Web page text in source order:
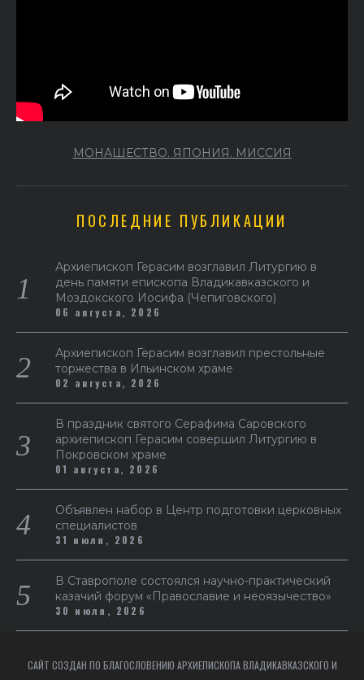
МОНАШЕСТВО. ЯПОНИЯ. МИССИЯ
ПОСЛЕДНИЕ ПУБЛИКАЦИИ
Архиепископ Герасим возглавил Литургию в
день памяти епископа Владикавказского и
Моздокского Иосифа (Чепиговского)
06 августа, 2026
Архиепископ Герасим возглавил престольные
торжества в Ильинском храме
02 августа, 2026
В праздник святого Серафима Саровского
архиепископ Герасим совершил Литургию в
Покровском храме
01 августа, 2026
Объявлен набор в Центр подготовки церковных
специалистов
31 июля, 2026
В Ставрополе состоялся научно-практический
казачий форум «Православие и неоязычество»
30 июля, 2026
САЙТ СОЗДАН ПО БЛАГОСЛОВЕНИЮ АРХИЕПИСКОПА ВЛАДИКАВКАЗСКОГО И